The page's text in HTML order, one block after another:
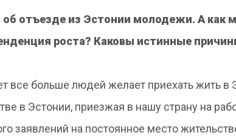
отъезде из Эстонии молодежи. А как
роста? Каковы истинные
все больше людей желает приехать жить
в Эстонии, приезжая в нашу страну на
заявлений на постоянное место